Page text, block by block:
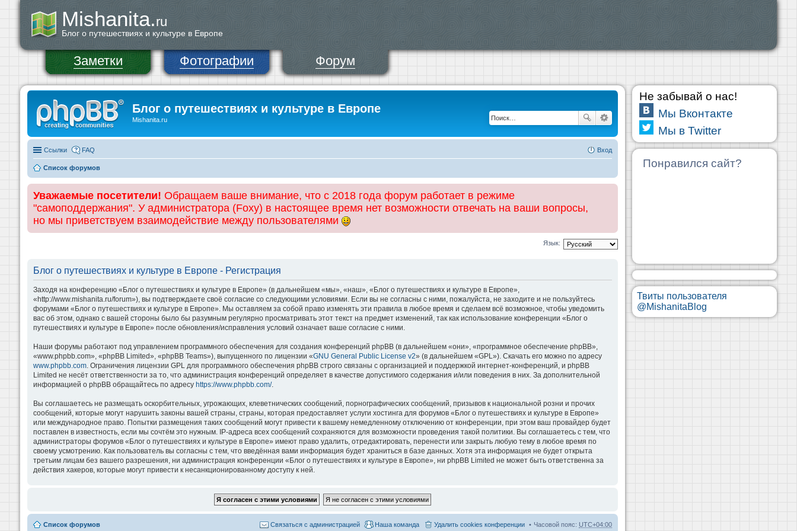
Mishanita.ru
Блог о путешествиях и культуре в Европе
Заметки Фотографии Форум
Блог о путешествиях и культуре в Европе
Mishanita.ru
Ссылки FAQ Вход
Список форумов
Уважаемые посетители! Обращаем ваше внимание, что с 2018 года форум работает в режиме
"самоподдержания". У администратора (Foxy) в настоящее время нет возможности отвечать на ваши вопросы,
но мы приветствуем взаимодействие между пользователями
Язык:
Блог о путешествиях и культуре в Европе - Регистрация
Заходя на конференцию «Блог о путешествиях и культуре в Европе» (в дальнейшем «мы», «наш», «Блог о путешествиях и культуре в Европе»,
«http://www.mishanita.ru/forum»), вы подтверждаете своё согласие со следующими условиями. Если вы не согласны с ними, пожалуйста, не заходите и не пользуйтесь
форумами «Блог о путешествиях и культуре в Европе». Мы оставляем за собой право изменять эти правила в любое время и сделаем всё возможное, чтобы уведомить
вас об этом, однако с вашей стороны было бы разумным регулярно просматривать этот текст на предмет изменений, так как использование конференции «Блог о
путешествиях и культуре в Европе» после обновления/исправления условий означает ваше согласие с ними.
Наши форумы работают под управлением программного обеспечения для создания конференций phpBB (в дальнейшем «они», «программное обеспечение phpBB»,
«www.phpbb.com», «phpBB Limited», «phpBB Teams»), выпущенного по лицензии «GNU General Public License v2» (в дальнейшем «GPL»). Скачать его можно по адресу
www.phpbb.com. Ограничения лицензии GPL для программного обеспечения phpBB строго связаны с организацией и поддержкой интернет-конференций, и phpBB
Limited не несёт ответственности за то, что администрация конференций определяет в качестве допустимого содержания и/или поведения в них. За дополнительной
информацией о phpBB обращайтесь по адресу https://www.phpbb.com/.
Вы соглашаетесь не размещать оскорбительных, угрожающих, клеветнических сообщений, порнографических сообщений, призывов к национальной розни и прочих
сообщений, которые могут нарушить законы вашей страны, страны, которая предоставляет услуги хостинга для форумов «Блог о путешествиях и культуре в Европе»
или международное право. Попытки размещения таких сообщений могут привести к вашему немедленному отключению от конференции, при этом ваш провайдер будет
поставлен в известность, если мы сочтём это нужным. IP-адреса всех сообщений сохраняются для возможности проведения такой политики. Вы соглашаетесь с тем, что
администраторы форумов «Блог о путешествиях и культуре в Европе» имеют право удалить, отредактировать, перенести или закрыть любую тему в любое время по
своему усмотрению. Как пользователь вы согласны с тем, что введённая вами информация будет храниться в базе данных. Хотя эта информация не будет открыта
третьим лицам без вашего разрешения, ни администрация конференции «Блог о путешествиях и культуре в Европе», ни phpBB Limited не может быть ответственна за
действия хакеров, которые могут привести к несанкционированному доступу к ней.
Список форумов Часовой пояс: UTC+04:00
Удалить cookies конференции
Наша команда
Связаться с администрацией
Не забывай о нас!
Мы Вконтакте
Мы в Twitter
Понравился сайт?
Твиты пользователя
@MishanitaBlog